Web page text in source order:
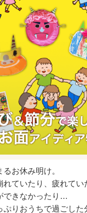
お休み明け。
れていたり、疲れてい
できなかったり…
ぷりおうちで過ごした